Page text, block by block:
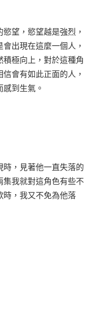
望，慾望越是強烈，
出現在這麼一個人，
極向上，對於這種角
會有如此正面的人，
到生氣。
，見著他一直失落的
集我就對這角色有些不
時，我又不免為他落